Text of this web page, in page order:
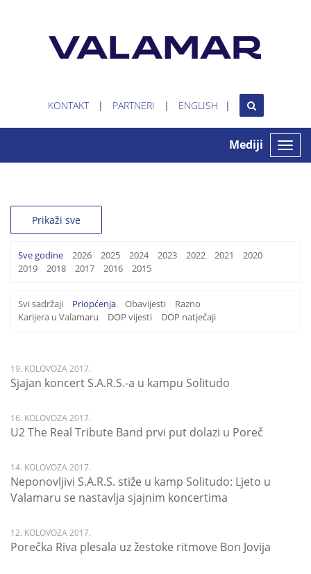
KONTAKT PARTNERI ENGLISH
Toggle
Mediji
Prikaži sve
Sve godine 2026 2025 2024 2023 2022 2021
2020
2019
2018 2017 2016 2015
Svi sadržaji Priopćenja Obavijesti
Razno
Karijera u Valamaru
DOP vijesti DOP natječaji
19. KOLOVOZA 2017.
Sjajan koncert S.A.R.S.-a u kampu Solitudo
16. KOLOVOZA 2017.
U2 The Real Tribute Band prvi put dolazi u Poreč
14. KOLOVOZA 2017.
Neponovljivi S.A.R.S. stiže u kamp Solitudo: Ljeto u
Valamaru se nastavlja sjajnim koncertima
12. KOLOVOZA 2017.
Porečka Riva plesala uz žestoke ritmove Bon Jovija